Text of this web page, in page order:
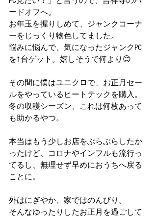
ードオフへ。
お年玉を握りしめて、ジャンクコーナ
ーをじっくり物色してました。
悩みに悩んで、気になったジャンクPC
を1台ゲット。嬉しそうで何より😊
その間に僕はユニクロで、お正月セー
ルをやっているヒートテックを購入。
冬の収穫シーズン、これは何枚あって
も助かるやつ。
本当はもう少しお店をぶらぶらしたか
ったけど、コロナやインフルも流行っ
てるし、無理せず早めにおうちへ戻る
ことに。
外はにぎやか、家ではのんびり。
そんなゆったりしたお正月を過ごして